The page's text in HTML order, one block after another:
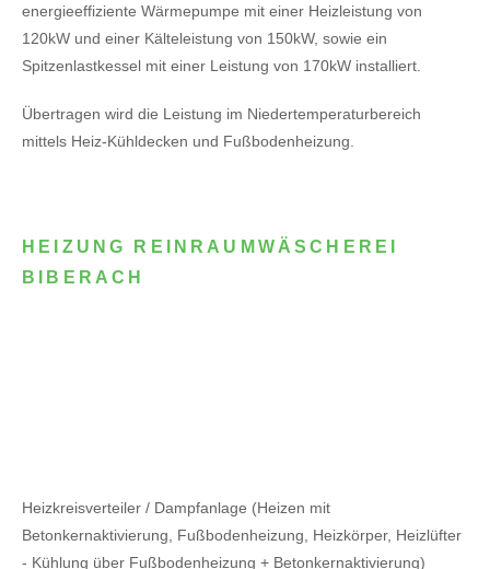
energieeffiziente Wärmepumpe mit einer Heizleistung von
120kW und einer Kälteleistung von 150kW, sowie ein
Spitzenlastkessel mit einer Leistung von 170kW installiert.
Übertragen wird die Leistung im Niedertemperaturbereich
mittels Heiz-Kühldecken und Fußbodenheizung.
HEIZUNG REINRAUMWÄSCHEREI
BIBERACH
Heizkreisverteiler / Dampfanlage (Heizen mit
Betonkernaktivierung, Fußbodenheizung, Heizkörper, Heizlüfter
- Kühlung über Fußbodenheizung + Betonkernaktivierung)